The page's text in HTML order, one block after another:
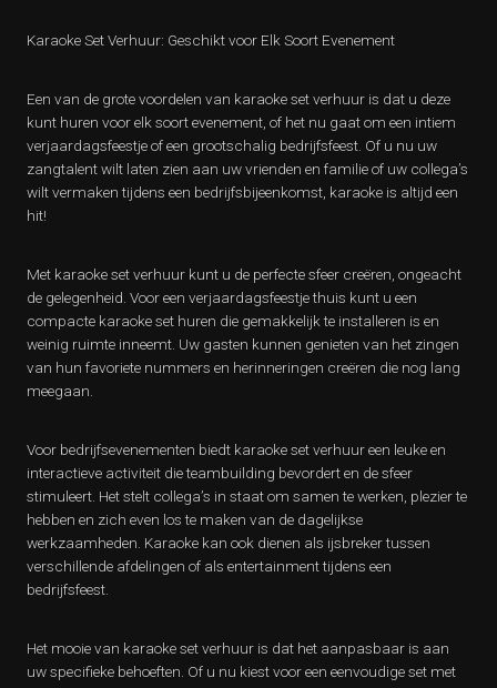
Karaoke Set Verhuur: Geschikt voor Elk Soort Evenement
Een van de grote voordelen van karaoke set verhuur is dat u deze
kunt huren voor elk soort evenement, of het nu gaat om een intiem
verjaardagsfeestje of een grootschalig bedrijfsfeest. Of u nu uw
zangtalent wilt laten zien aan uw vrienden en familie of uw collega’s
wilt vermaken tijdens een bedrijfsbijeenkomst, karaoke is altijd een
hit!
Met karaoke set verhuur kunt u de perfecte sfeer creëren, ongeacht
de gelegenheid. Voor een verjaardagsfeestje thuis kunt u een
compacte karaoke set huren die gemakkelijk te installeren is en
weinig ruimte inneemt. Uw gasten kunnen genieten van het zingen
van hun favoriete nummers en herinneringen creëren die nog lang
meegaan.
Voor bedrijfsevenementen biedt karaoke set verhuur een leuke en
interactieve activiteit die teambuilding bevordert en de sfeer
stimuleert. Het stelt collega’s in staat om samen te werken, plezier te
hebben en zich even los te maken van de dagelijkse
werkzaamheden. Karaoke kan ook dienen als ijsbreker tussen
verschillende afdelingen of als entertainment tijdens een
bedrijfsfeest.
Het mooie van karaoke set verhuur is dat het aanpasbaar is aan
uw specifieke behoeften. Of u nu kiest voor een eenvoudige set met